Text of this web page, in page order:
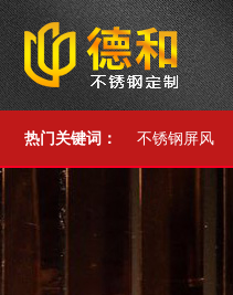
热门关键词： 不锈钢屏风